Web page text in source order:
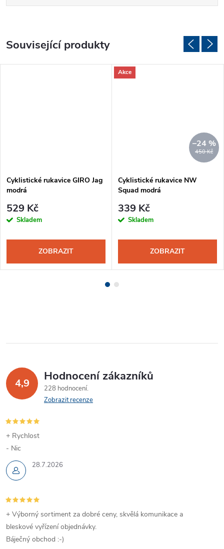
Související produkty
Cyklistické rukavice GIRO Jag
modrá
529 Kč
Skladem
ZOBRAZIT
Akce
450 Kč
–24 %
Cyklistické rukavice NW
Squad modrá
339 Kč
Skladem
ZOBRAZIT
4,9 Hodnocení zákazníků
228 hodnocení
Zobrazit recenze
28.7.2026
+ Rychlost
- Nic
+ Výborný sortiment za dobré ceny, skvělá komunikace a
bleskové vyřízení objednávky.
Báječný obchod :-)